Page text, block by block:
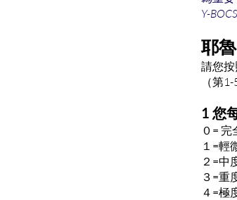
Y-
耶
請您按
（第
1 您
０=
１=輕
２=中
３=重
４=極